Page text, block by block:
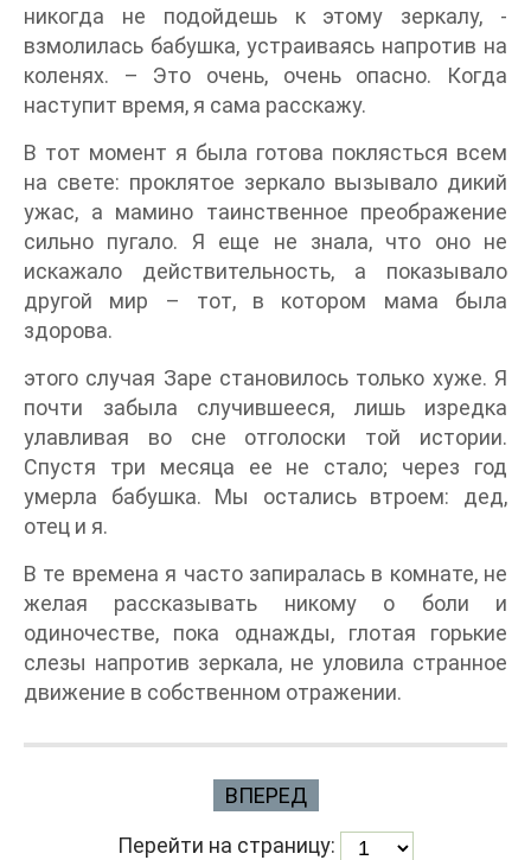
никогда не подойдешь к этому зеркалу, -
взмолилась бабушка, устраиваясь напротив на
коленях. – Это очень, очень опасно. Когда
наступит время, я сама расскажу.
В тот момент я была готова поклясться всем
на свете: проклятое зеркало вызывало дикий
ужас, а мамино таинственное преображение
сильно пугало. Я еще не знала, что оно не
искажало действительность, а показывало
другой мир – тот, в котором мама была
здорова.
этого случая Заре становилось только хуже. Я
почти забыла случившееся, лишь изредка
улавливая во сне отголоски той истории.
Спустя три месяца ее не стало; через год
умерла бабушка. Мы остались втроем: дед,
отец и я.
В те времена я часто запиралась в комнате, не
желая рассказывать никому о боли и
одиночестве, пока однажды, глотая горькие
слезы напротив зеркала, не уловила странное
движение в собственном отражении.
ВПЕРЕД
Перейти на страницу: